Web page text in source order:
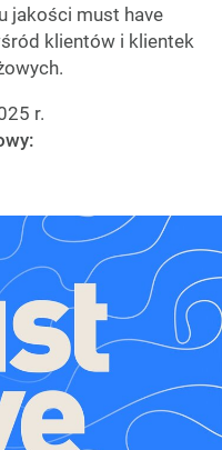
jakości must have
klientów i klientek
r.